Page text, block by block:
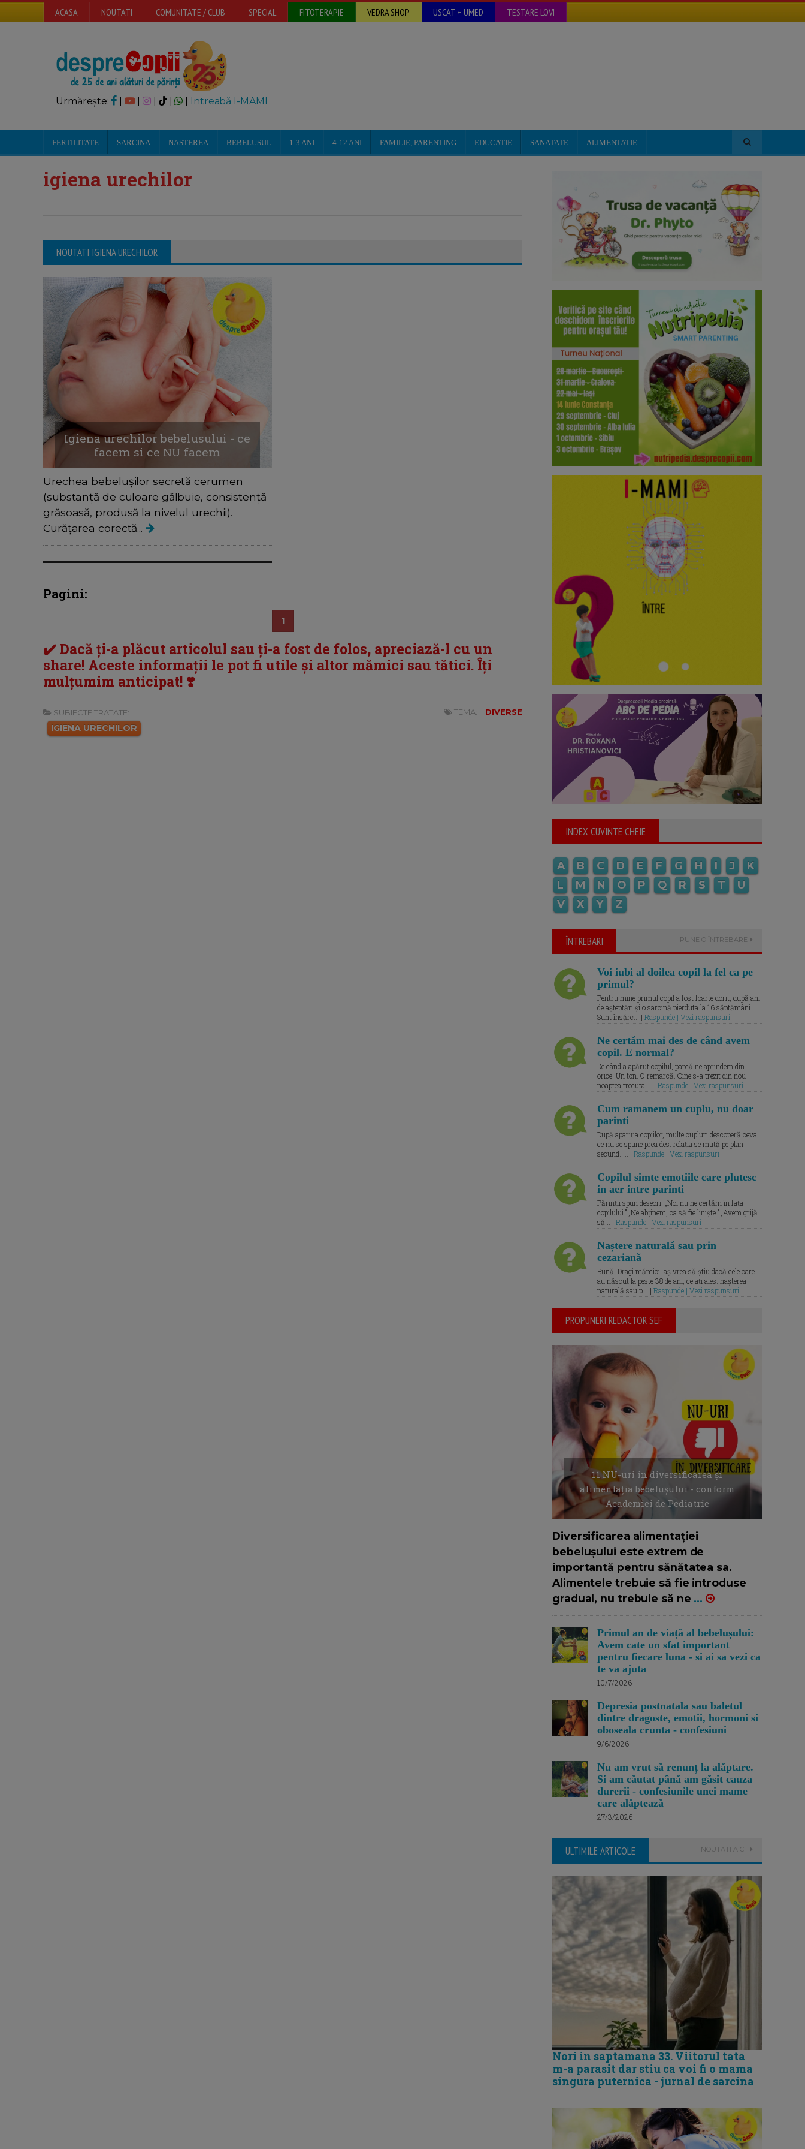
ACASA NOUTATI COMUNITATE / CLUB SPECIAL FITOTERAPIE VEDRA SHOP USCAT + UMED TESTARE LOVI
Urmărește: | | Intreabă I-MAMI
FERTILITATE SARCINA NASTEREA BEBELUSUL 1-3 ANI 4-12 ANI FAMILIE, PARENTING EDUCATIE SANATATE ALIMENTATIE
igiena urechilor
NOUTATI IGIENA URECHILOR
Igiena urechilor bebelusului - ce
facem si ce NU facem
Urechea bebelușilor secretă cerumen
(substanță de culoare gălbuie, consistență
grăsoasă, produsă la nivelul urechii).
Curățarea corectă...
Pagini:
1
✔️ Dacă ți-a plăcut articolul sau ți-a fost de folos, apreciază-l cu un
share! Aceste informații le pot fi utile și altor mămici sau tătici. Îți
mulțumim anticipat! ❣️
SUBIECTE TRATATE:
IGIENA URECHILOR
TEMA: DIVERSE
INDEX CUVINTE CHEIE
A B C D E F G H I J
K
L
M N O P Q R S T
U
V
X Y Z
ÎNTREBARI PUNE O ÎNTREBARE
Voi iubi al doilea copil la fel ca pe
primul?
Pentru mine primul copil a fost foarte dorit, după ani
de așteptări și o sarcină pierduta la 16 săptămâni.
Sunt însărc... | Raspunde | Vezi raspunsuri
Ne certăm mai des de când avem
copil. E normal?
De când a apărut copilul, parcă ne aprindem din
orice. Un ton. O remarcă. Cine s-a trezit din nou
noaptea trecuta.... | Raspunde | Vezi raspunsuri
Cum ramanem un cuplu, nu doar
parinti
După apariția copiilor, multe cupluri descoperă ceva
ce nu se spune prea des: relația se mută pe plan
secund. ... | Raspunde | Vezi raspunsuri
Copilul simte emotiile care plutesc
in aer intre parinti
Părinții spun deseori: „Noi nu ne certăm în fața
copilului.” „Ne abținem, ca să fie liniște.” „Avem grijă
să... | Raspunde | Vezi raspunsuri
Naștere naturală sau prin
cezariană
Bună, Dragi mămici, aș vrea să știu dacă cele care
au născut la peste 38 de ani, ce ați ales: nașterea
naturală sau p... | Raspunde | Vezi raspunsuri
PROPUNERI REDACTOR SEF
11 NU-uri in diversificarea și
alimentația bebelușului - conform
Academiei de Pediatrie
Diversificarea alimentației
bebelușului este extrem de
importantă pentru sănătatea sa.
Alimentele trebuie să fie introduse
gradual, nu trebuie să ne ...
Primul an de viață al bebelușului:
Avem cate un sfat important
pentru fiecare luna - si ai sa vezi ca
te va ajuta
10/7/2026
Depresia postnatala sau baletul
dintre dragoste, emotii, hormoni si
oboseala crunta - confesiuni
9/6/2026
Nu am vrut să renunț la alăptare.
Si am căutat până am găsit cauza
durerii - confesiunile unei mame
care alăptează
27/3/2026
ULTIMILE ARTICOLE NOUTATI AICI
Nori in saptamana 33. Viitorul tata
m-a parasit dar stiu ca voi fi o mama
singura puternica - jurnal de sarcina